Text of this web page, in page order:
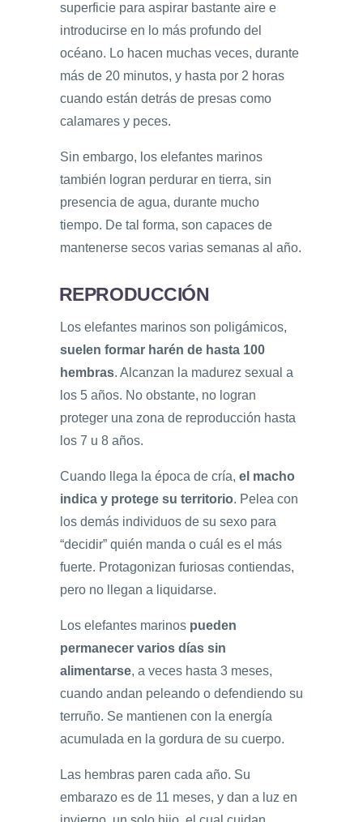
superficie para aspirar bastante aire e
introducirse en lo más profundo del
océano. Lo hacen muchas veces, durante
más de 20 minutos, y hasta por 2 horas
cuando están detrás de presas como
calamares y peces.
Sin embargo, los elefantes marinos
también logran perdurar en tierra, sin
presencia de agua, durante mucho
tiempo. De tal forma, son capaces de
mantenerse secos varias semanas al año.
REPRODUCCIÓN
Los elefantes marinos son poligámicos,
suelen formar harén de hasta 100
hembras. Alcanzan la madurez sexual a
los 5 años. No obstante, no logran
proteger una zona de reproducción hasta
los 7 u 8 años.
Cuando llega la época de cría, el macho
indica y protege su territorio. Pelea con
los demás individuos de su sexo para
“decidir” quién manda o cuál es el más
fuerte. Protagonizan furiosas contiendas,
pero no llegan a liquidarse.
Los elefantes marinos pueden
permanecer varios días sin
alimentarse, a veces hasta 3 meses,
cuando andan peleando o defendiendo su
terruño. Se mantienen con la energía
acumulada en la gordura de su cuerpo.
Las hembras paren cada año. Su
embarazo es de 11 meses, y dan a luz en